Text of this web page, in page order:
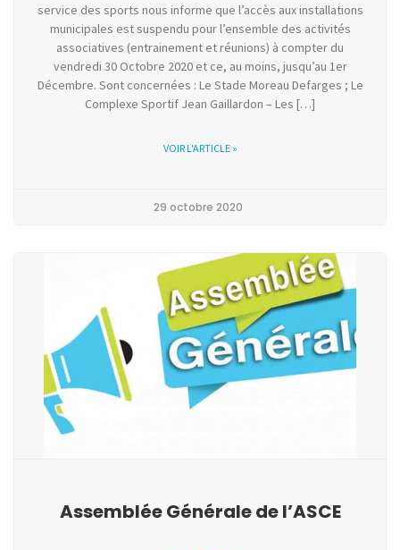
service des sports nous informe que l’accès aux installations
municipales est suspendu pour l’ensemble des activités
associatives (entrainement et réunions) à compter du
vendredi 30 Octobre 2020 et ce, au moins, jusqu’au 1er
Décembre. Sont concernées : Le Stade Moreau Defarges ; Le
Complexe Sportif Jean Gaillardon – Les […]
VOIR L'ARTICLE »
29 octobre 2020
Assemblée Générale de l’ASCE